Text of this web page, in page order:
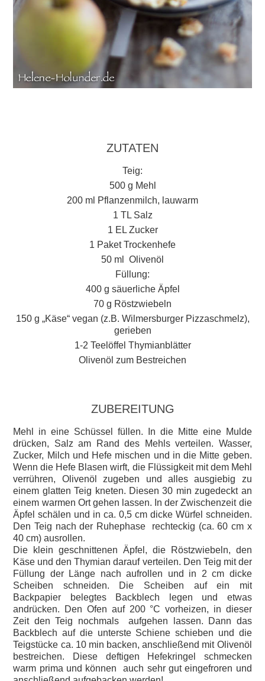
ZUTATEN
Teig:
500 g Mehl
200 ml Pflanzenmilch, lauwarm
1 TL Salz
1 EL Zucker
1 Paket Trockenhefe
50 ml Olivenöl
Füllung:
400 g säuerliche Äpfel
70 g Röstzwiebeln
150 g „Käse“ vegan (z.B. Wilmersburger Pizzaschmelz),
gerieben
1-2 Teelöffel Thymianblätter
Olivenöl zum Bestreichen
ZUBEREITUNG
Mehl in eine Schüssel füllen. In die Mitte eine Mulde
drücken, Salz am Rand des Mehls verteilen. Wasser,
Zucker, Milch und Hefe mischen und in die Mitte geben.
Wenn die Hefe Blasen wirft, die Flüssigkeit mit dem Mehl
verrühren, Olivenöl zugeben und alles ausgiebig zu
einem glatten Teig kneten. Diesen 30 min zugedeckt an
einem warmen Ort gehen lassen. In der Zwischenzeit die
Äpfel schälen und in ca. 0,5 cm dicke Würfel schneiden.
Den Teig nach der Ruhephase rechteckig (ca. 60 cm x
40 cm) ausrollen.
Die klein geschnittenen Äpfel, die Röstzwiebeln, den
Käse und den Thymian darauf verteilen. Den Teig mit der
Füllung der Länge nach aufrollen und in 2 cm dicke
Scheiben schneiden. Die Scheiben auf ein mit
Backpapier belegtes Backblech legen und etwas
andrücken. Den Ofen auf 200 °C vorheizen, in dieser
Zeit den Teig nochmals aufgehen lassen. Dann das
Backblech auf die unterste Schiene schieben und die
Teigstücke ca. 10 min backen, anschließend mit Olivenöl
bestreichen. Diese deftigen Hefekringel schmecken
warm prima und können auch sehr gut eingefroren und